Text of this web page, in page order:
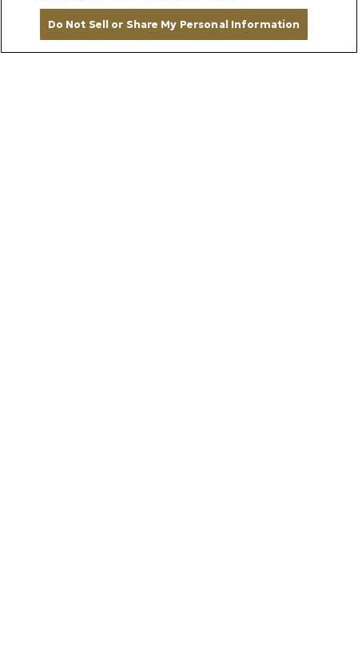
ルをかけレモンを絞ったベビーリーフや、ピクルスを
添えるだけで上品な一皿に。頭肉や豚足を使ったソー
セージをカットしたソプレザータ（右）は、凝縮した
Do Not Sell or Share My Personal Information